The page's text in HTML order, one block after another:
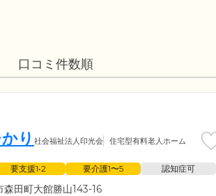
口コミ件数順
り 社会福祉法人印光会 住宅型有料老人ホーム
要支援1•2 要介護1〜5 認知症可
森田町大館勝山143-16